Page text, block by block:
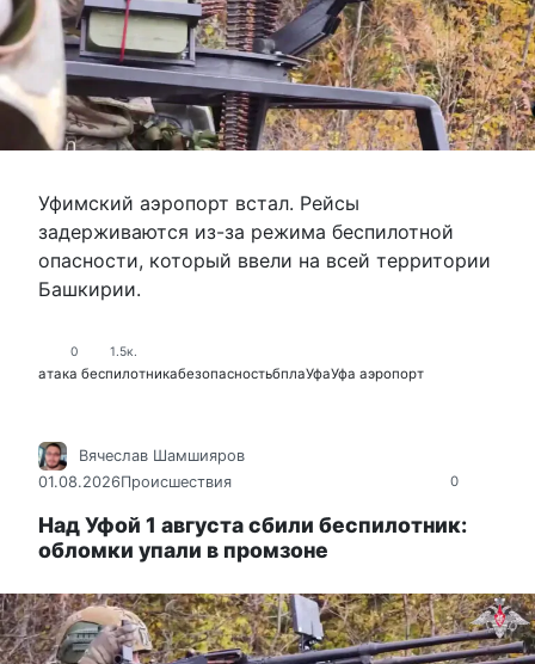
Уфимский аэропорт встал. Рейсы
задерживаются из-за режима беспилотной
опасности, который ввели на всей территории
Башкирии.
0 1.5к.
атака беспилотникабезопасностьбплаУфаУфа аэропорт
0
Вячеслав Шамшияров
01.08.2026Происшествия
Над Уфой 1 августа сбили беспилотник:
обломки упали в промзоне